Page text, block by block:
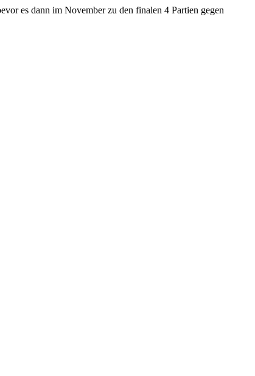
es dann im November zu den finalen 4 Partien gegen